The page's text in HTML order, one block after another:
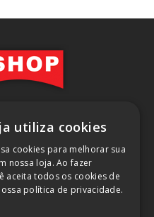
inscrita no CNPJ/MF sob o nº
com sede na Rua Kanebo, nº 175,
SP, CEP: 13213-090
(SAIBA MAIS)
APP
utiliza cookies
cookies para melhorar sua
nossa loja. Ao fazer
aceita todos os cookies de
política de privacidade.